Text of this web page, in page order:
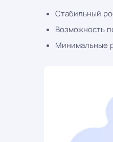
Стабильный
Возможность
Минимальные